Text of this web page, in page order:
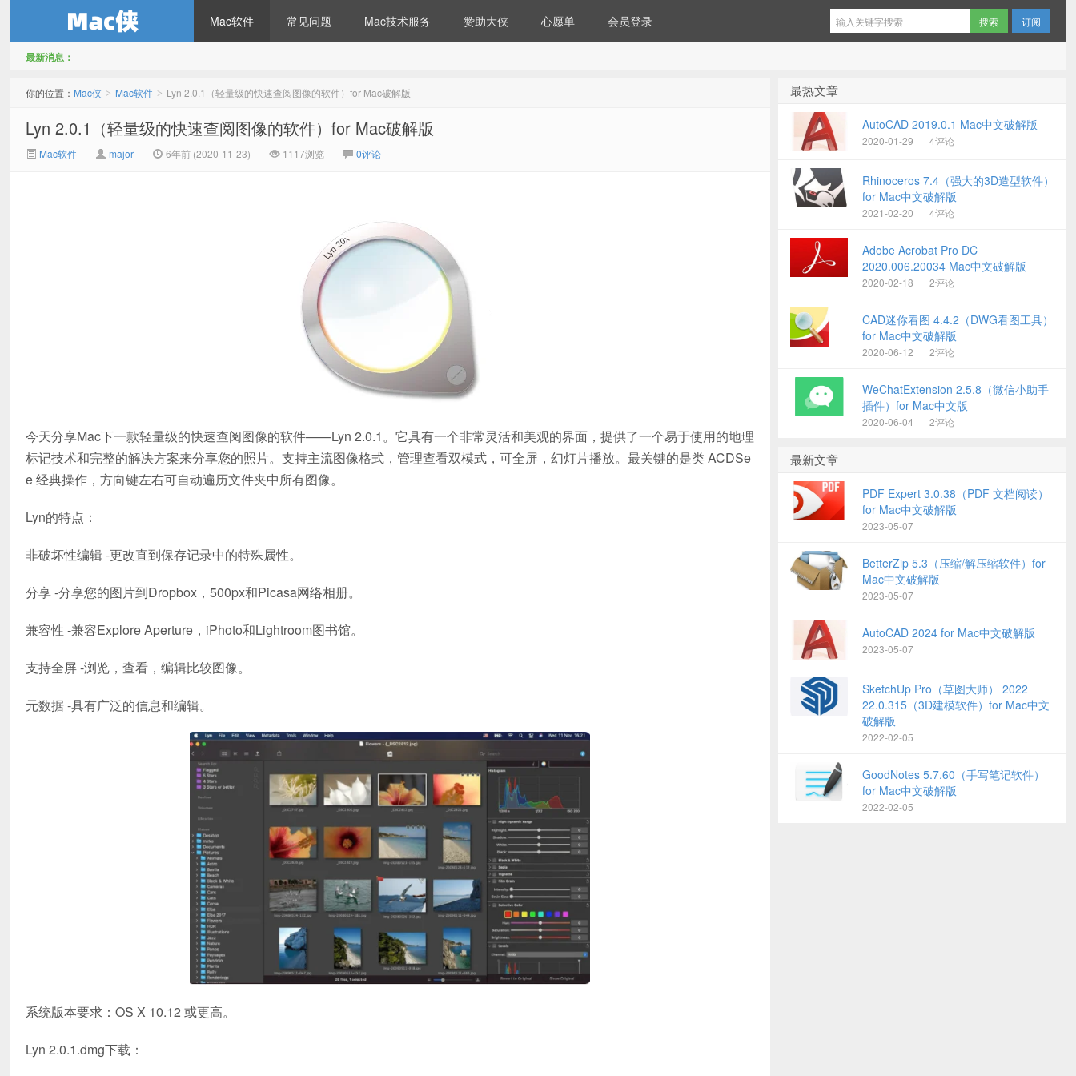
Mac软件 常见问题 Mac技术服务 赞助大侠 心愿单 会员登录 订阅
最新消息：
你的位置： Mac侠 > Mac软件 > Lyn 2.0.1（轻量级的快速查阅图像的软件）for Mac破解版
Lyn 2.0.1（轻量级的快速查阅图像的软件）for Mac破解版
Mac软件 major 6年前 (2020-11-23) 1117浏览 0评论
今天分享Mac下一款轻量级的快速查阅图像的软件——Lyn 2.0.1。它具有一个非常灵活和美观的界面，提供了一个易于使用的地理
标记技术和完整的解决方案来分享您的照片。支持主流图像格式，管理查看双模式，可全屏，幻灯片播放。最关键的是类 ACDSe
e 经典操作，方向键左右可自动遍历文件夹中所有图像。
Lyn的特点：
非破坏性编辑 -更改直到保存记录中的特殊属性。
分享 -分享您的图片到Dropbox，500px和Picasa网络相册。
兼容性 -兼容Explore Aperture，iPhoto和Lightroom图书馆。
支持全屏 -浏览，查看，编辑比较图像。
元数据 -具有广泛的信息和编辑。
系统版本要求：OS X 10.12 或更高。
Lyn 2.0.1.dmg下载：
最热文章
AutoCAD 2019.0.1 Mac中文破解版
2020-01-29 4评论
Rhinoceros 7.4（强大的3D造型软件）
for Mac中文破解版
2021-02-20 4评论
Adobe Acrobat Pro DC
2020.006.20034 Mac中文破解版
2020-02-18 2评论
CAD迷你看图 4.4.2（DWG看图工具）
for Mac中文破解版
2020-06-12 2评论
WeChatExtension 2.5.8（微信小助手
插件）for Mac中文版
2020-06-04 2评论
最新文章
PDF Expert 3.0.38（PDF 文档阅读）
for Mac中文破解版
2023-05-07
BetterZip 5.3（压缩/解压缩软件）for
Mac中文破解版
2023-05-07
AutoCAD 2024 for Mac中文破解版
2023-05-07
SketchUp Pro（草图大师） 2022
22.0.315（3D建模软件）for Mac中文
破解版
2022-02-05
GoodNotes 5.7.60（手写笔记软件）
for Mac中文破解版
2022-02-05